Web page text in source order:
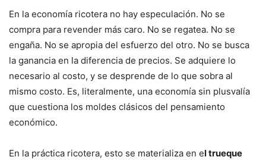
En la economía ricotera no hay especulación. No se
compra para revender más caro. No se regatea. No se
engaña. No se apropia del esfuerzo del otro. No se busca
la ganancia en la diferencia de precios. Se adquiere lo
necesario al costo, y se desprende de lo que sobra al
mismo costo. Es, literalmente, una economía sin plusvalía
que cuestiona los moldes clásicos del pensamiento
económico.
En la práctica ricotera, esto se materializa en el trueque